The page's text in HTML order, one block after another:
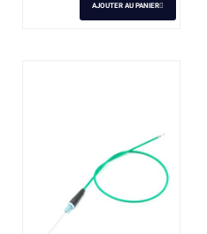
AJOUTER AU PANIER